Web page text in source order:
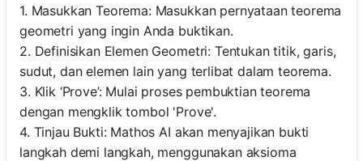
1. Masukkan Teorema: Masukkan pernyataan teorema
geometri yang ingin Anda buktikan.
2. Definisikan Elemen Geometri: Tentukan titik, garis,
sudut, dan elemen lain yang terlibat dalam teorema.
3. Klik ‘Prove’: Mulai proses pembuktian teorema
dengan mengklik tombol 'Prove'.
4. Tinjau Bukti: Mathos AI akan menyajikan bukti
langkah demi langkah, menggunakan aksioma